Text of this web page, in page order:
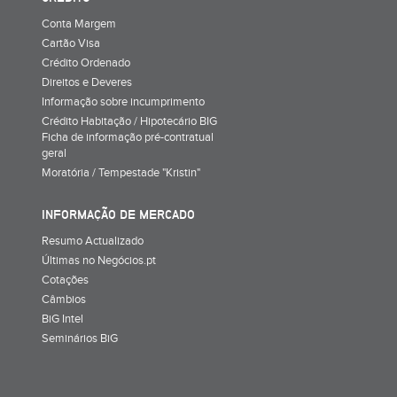
Conta Margem
Cartão Visa
Crédito Ordenado
Direitos e Deveres
Informação sobre incumprimento
Crédito Habitação / Hipotecário BIG
Ficha de informação pré-contratual
geral
Moratória / Tempestade "Kristin"
INFORMAÇÃO DE MERCADO
Resumo Actualizado
Últimas no Negócios.pt
Cotações
Câmbios
BiG Intel
Seminários BiG